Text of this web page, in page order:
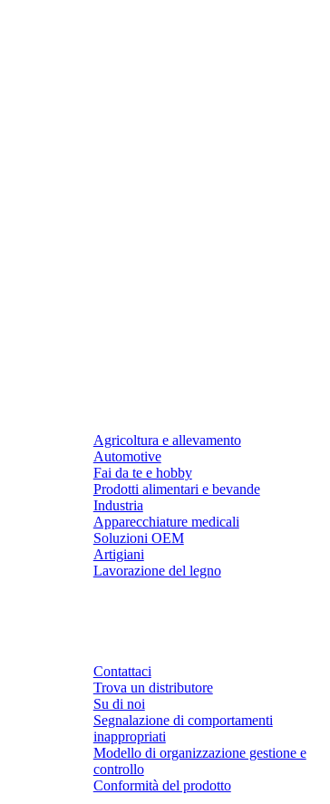
Agricoltura e allevamento
Automotive
Fai da te e hobby
Prodotti alimentari e bevande
Industria
Apparecchiature medicali
Soluzioni OEM
Artigiani
Lavorazione del legno
Contattaci
Trova un distributore
Su di noi
Segnalazione di comportamenti
inappropriati
Modello di organizzazione gestione e
controllo
Conformità del prodotto